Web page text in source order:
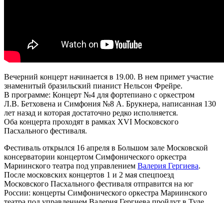
Вечерний концерт начинается в 19.00. В нем примет участие
знаменитый бразильский пианист Нельсон Фрейре.
В программе: Концерт №4 для фортепиано с оркестром
Л.В. Бетховена и Симфония №8 А. Брукнера, написанная 130
лет назад и которая достаточно редко исполняется.
Оба концерта проходят в рамках XVI Московского
Пасхального фестиваля.
Фестиваль открылся 16 апреля в Большом зале Московской
консерватории концертом Симфонического оркестра
Мариинского театра под управлением Валерия Гергиева.
После московских концертов 1 и 2 мая спецпоезд
Московского Пасхального фестиваля отправится на юг
России: концерты Симфонического оркестра Мариинского